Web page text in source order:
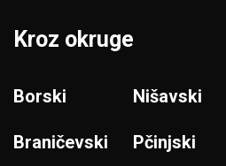
Kroz okruge
Borski
Braničevski
Nišavski
Pčinjski